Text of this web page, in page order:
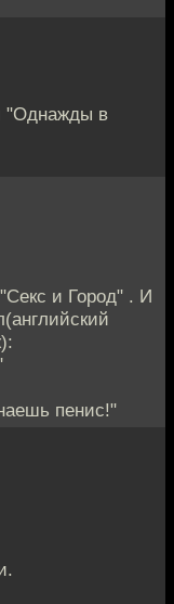
"Однажды в
и Город" . И
пенис!"